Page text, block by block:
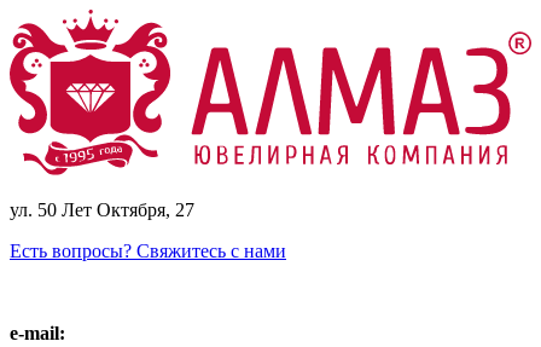
ул. 50 Лет Октября, 27
Есть вопросы? Свяжитесь с нами
e-mail: